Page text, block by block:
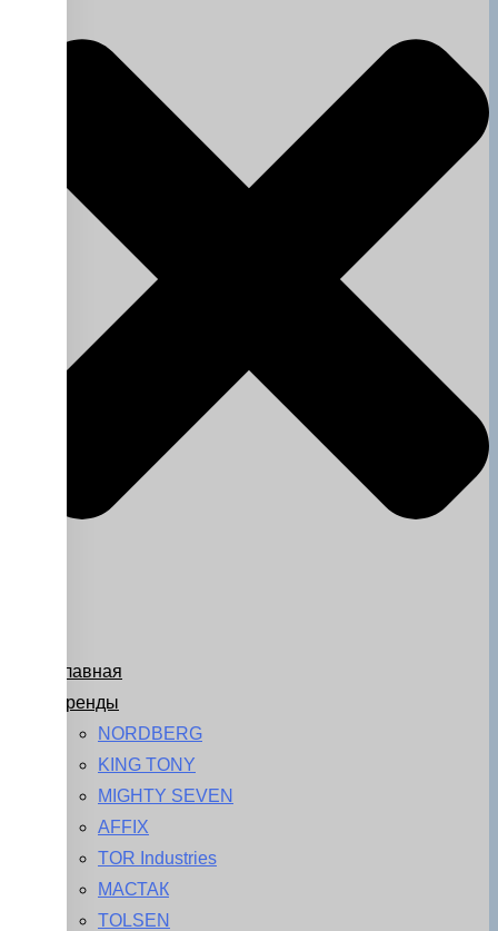
Главная
Бренды
NORDBERG
KING TONY
MIGHTY SEVEN
AFFIX
TOR Industries
МАСТАК
TOLSEN